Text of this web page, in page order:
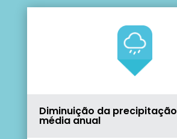
Diminuição da precipitação
média anual